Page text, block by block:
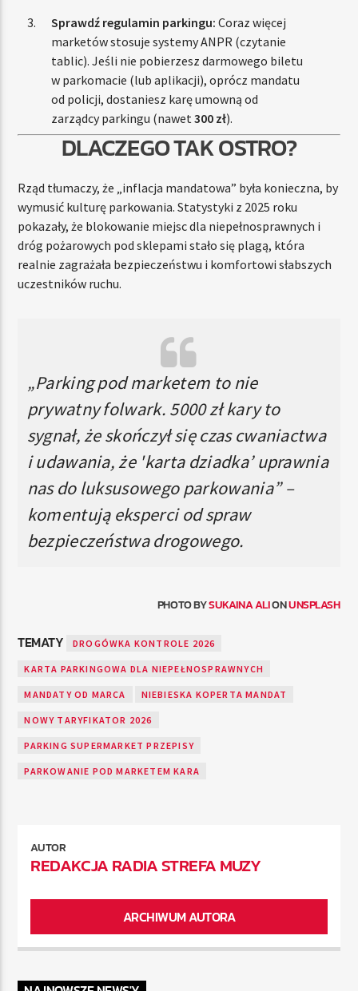
Sprawdź regulamin parkingu: Coraz więcej
marketów stosuje systemy ANPR (czytanie
tablic). Jeśli nie pobierzesz darmowego biletu
w parkomacie (lub aplikacji), oprócz mandatu
od policji, dostaniesz karę umowną od
zarządcy parkingu (nawet300 zł).
DLACZEGO TAK OSTRO?
Rząd tłumaczy, że „inflacja mandatowa” była konieczna, by
wymusić kulturę parkowania. Statystyki z 2025 roku
pokazały, że blokowanie miejsc dla niepełnosprawnych i
dróg pożarowych pod sklepami stało się plagą, która
realnie zagrażała bezpieczeństwu i komfortowi słabszych
uczestników ruchu.
„Parking pod marketem to nie
prywatny folwark. 5000 zł kary to
sygnał, że skończył się czas cwaniactwa
i udawania, że 'karta dziadka’ uprawnia
nas do luksusowego parkowania” –
komentują eksperci od spraw
bezpieczeństwa drogowego.
PHOTO BYSUKAINA ALIONUNSPLASH
TEMATY DROGÓWKA KONTROLE 2026
KARTA PARKINGOWA DLA NIEPEŁNOSPRAWNYCH
MANDATY OD MARCA NIEBIESKA KOPERTA MANDAT
NOWY TARYFIKATOR 2026
PARKING SUPERMARKET PRZEPISY
PARKOWANIE POD MARKETEM KARA
AUTOR
REDAKCJA RADIA STREFA MUZY
ARCHIWUM AUTORA